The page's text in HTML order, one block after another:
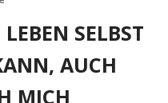
SELBST
AUCH
MICH